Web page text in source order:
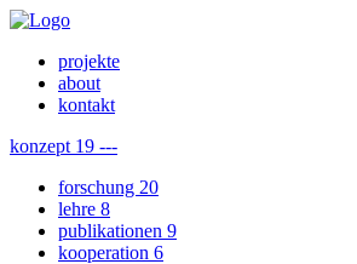
projekte
about
kontakt
konzept 19 ---
forschung 20
lehre 8
publikationen 9
kooperation 6